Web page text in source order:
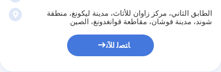
الطابق الثاني، مركز زاوان للأثاث، مدينة ليكونغ، منطقة
شوند، مدينة فوشان، مقاطعة قوانغدونغ، الصين
ﺎﺘﺼﻟ ﺍﻶﻧ